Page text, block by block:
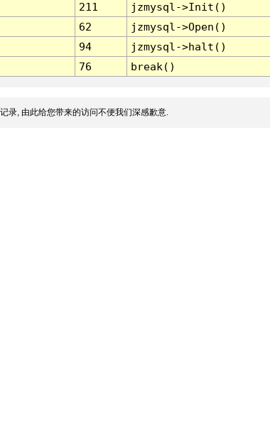
211
jzmysql->Init()
62
jzmysql->Open()
94
jzmysql->halt()
76 break()
录, 由此给您带来的访问不便我们深感歉意.